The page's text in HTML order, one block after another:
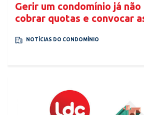
Gerir um condomínio já não
cobrar quotas e convocar
NOTÍCIAS DO CONDOMÍNIO